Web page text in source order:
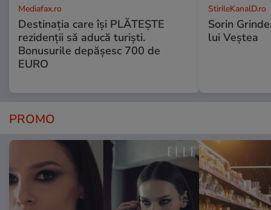
Mediafax.ro
Destinația care își PLĂTEȘTE
rezidenții să aducă turiști.
Bonusurile depășesc 700 de
EURO
StirileKanalD.ro
Sorin
lui Veștea
PROMO